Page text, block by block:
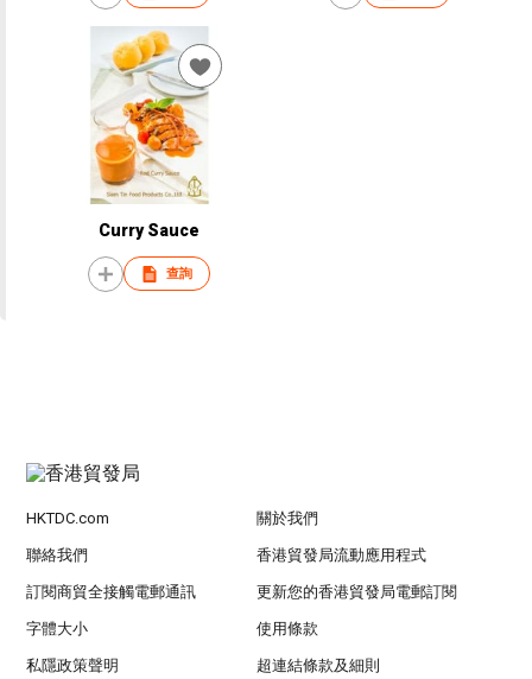
Curry Sauce
查詢
HKTDC.com 關於我們
聯絡我們 香港貿發局流動應用程式
訂閱商貿全接觸電郵通訊 更新您的香港貿發局電郵訂閱
字體大小 使用條款
私隱政策聲明 超連結條款及細則